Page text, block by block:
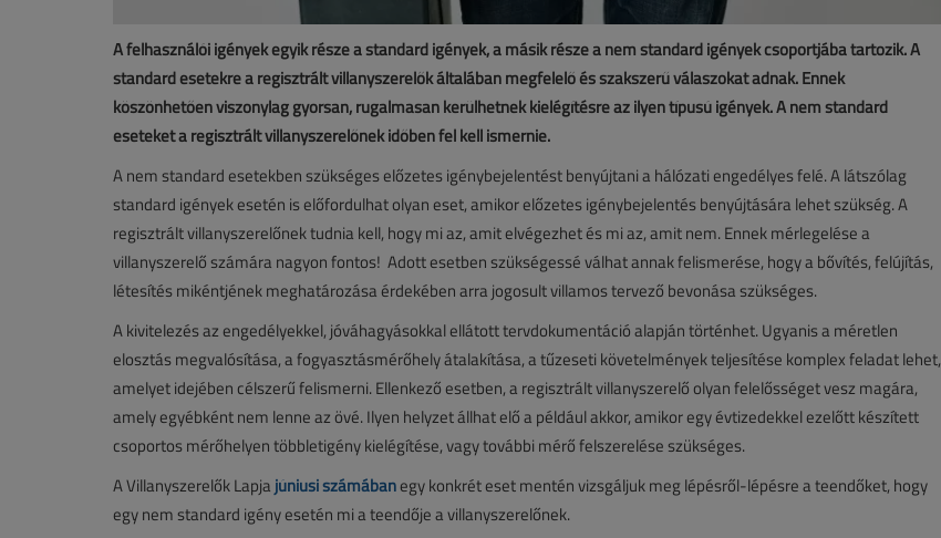
A felhasználói igények egyik része a standard igények, a másik része a nem standard igények csoportjába tartozik. A
standard esetekre a regisztrált villanyszerelők általában megfelelő és szakszerű válaszokat adnak. Ennek
köszönhetően viszonylag gyorsan, rugalmasan kerülhetnek kielégítésre az ilyen típusú igények. A nem standard
eseteket a regisztrált villanyszerelőnek időben fel kell ismernie.
A nem standard esetekben szükséges előzetes igénybejelentést benyújtani a hálózati engedélyes felé. A látszólag
standard igények esetén is előfordulhat olyan eset, amikor előzetes igénybejelentés benyújtására lehet szükség. A
regisztrált villanyszerelőnek tudnia kell, hogy mi az, amit elvégezhet és mi az, amit nem. Ennek mérlegelése a
villanyszerelő számára nagyon fontos! Adott esetben szükségessé válhat annak felismerése, hogy a bővítés, felújítás,
létesítés mikéntjének meghatározása érdekében arra jogosult villamos tervező bevonása szükséges.
A kivitelezés az engedélyekkel, jóváhagyásokkal ellátott tervdokumentáció alapján történhet. Ugyanis a méretlen
elosztás megvalósítása, a fogyasztásmérőhely átalakítása, a tűzeseti követelmények teljesítése komplex feladat lehet,
amelyet idejében célszerű felismerni. Ellenkező esetben, a regisztrált villanyszerelő olyan felelősséget vesz magára,
amely egyébként nem lenne az övé. Ilyen helyzet állhat elő a például akkor, amikor egy évtizedekkel ezelőtt készített
csoportos mérőhelyen többletigény kielégítése, vagy további mérő felszerelése szükséges.
A Villanyszerelők Lapja júniusi számábanegy konkrét eset mentén vizsgáljuk meg lépésről-lépésre a teendőket, hogy
egy nem standard igény esetén mi a teendője a villanyszerelőnek.